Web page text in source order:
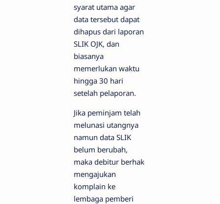
syarat utama agar
data tersebut dapat
dihapus dari laporan
SLIK OJK, dan
biasanya
memerlukan waktu
hingga 30 hari
setelah pelaporan.
Jika peminjam telah
melunasi utangnya
namun data SLIK
belum berubah,
maka debitur berhak
mengajukan
komplain ke
lembaga pemberi